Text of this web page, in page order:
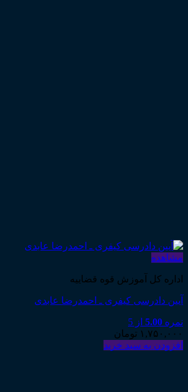
مشاهده
اداره کل آموزش قوه قضاییه
آیین دادرسی کیفری ـ احمدرضا عابدی
نمره 5.00 از 5
۱,۷۵۰,۰۰۰ تومان
افزودن به سبد خرید